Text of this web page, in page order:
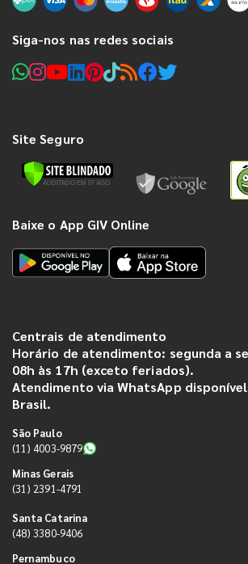
Siga-nos nas redes sociais
Site Seguro
Baixe o App GIV Online
Centrais de atendimento
Horário de atendimento: segunda a
08h às 17h (exceto feriados).
Atendimento via WhatsApp
Brasil.
São Paulo
(11) 4003-9879
Minas Gerais
(31) 2391-4791
Santa Catarina
(48) 3380-9406
Pernambuco